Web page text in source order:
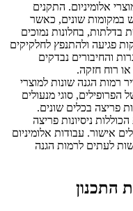
אלומיניום. התקנים
במקומות שונים, כאשר
בדלתות, בחלונות נמוכים
פגיעה ולהתנפץ לחלקיקים
והחיבורים נבדקים
רוח חזקה.
רמות הגנה שונות למוצרי
הפרופילים, סוגי מנעולים
פריצה בכלים שונים.
ניסיונות פריצה
אישור. עבודות אלומיניום
לעתים לרמות הגנה
התכנון